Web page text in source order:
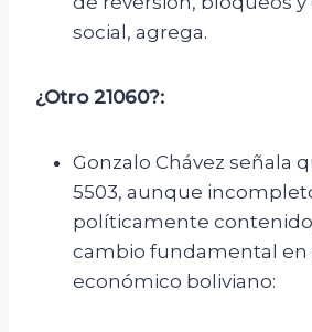
social, agrega.
¿Otro 21060?:
Gonzalo Chávez señala
5503, aunque
políticamente
cambio fundamental en
económico boliviano: